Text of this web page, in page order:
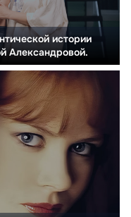
истории
Александровой.